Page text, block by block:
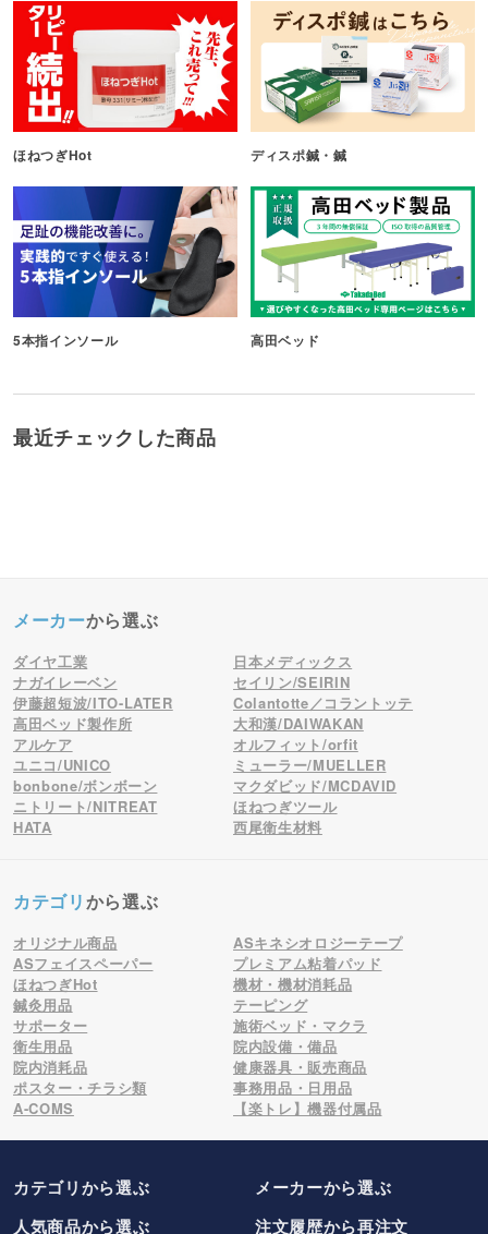
ほねつぎHot ディスポ鍼・鍼
5本指インソール 高田ベッド
最近チェックした商品
メーカーから選ぶ
ダイヤ工業
日本メディックス
ナガイレーベン
セイリン/SEIRIN
伊藤超短波/ITO-LATER
Colantotte／コラントッテ
高田ベッド製作所
大和漢/DAIWAKAN
アルケア
オルフィット/orfit
ユニコ/UNICO
ミューラー/MUELLER
bonbone/ボンボーン
マクダビッド/MCDAVID
ニトリート/NITREAT
ほねつぎツール
HATA
西尾衛生材料
カテゴリから選ぶ
オリジナル商品
ASキネシオロジーテープ
ASフェイスペーパー
プレミアム粘着パッド
ほねつぎHot
機材・機材消耗品
鍼灸用品
テーピング
サポーター
施術ベッド・マクラ
衛生用品
院内設備・備品
院内消耗品
健康器具・販売商品
ポスター・チラシ類
事務用品・日用品
A-COMS
【楽トレ】機器付属品
カテゴリから選ぶ メーカーから選ぶ
人気商品から選ぶ
注文履歴から再注文